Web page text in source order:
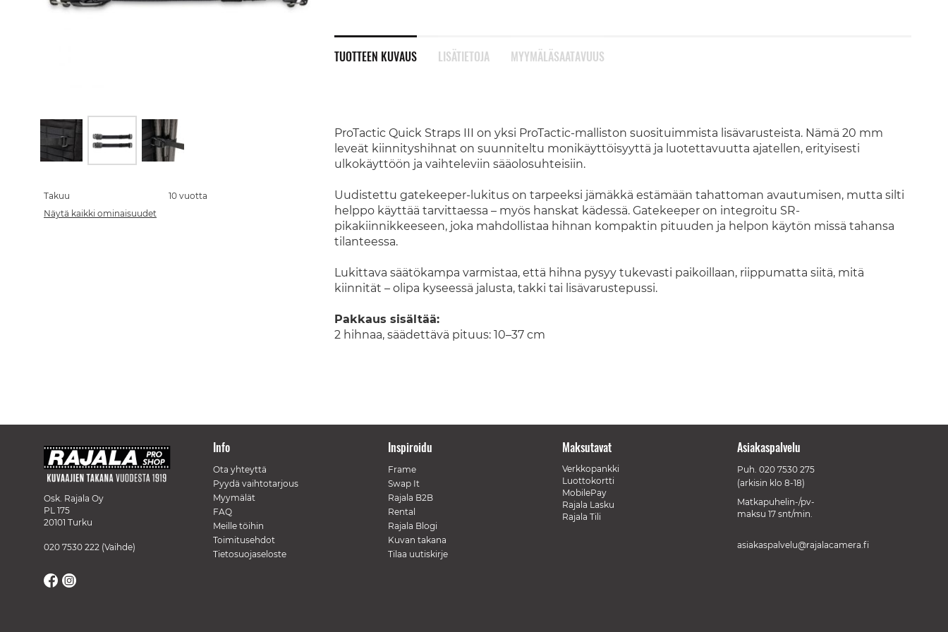
TUOTTEEN KUVAUS
ProTactic Quick Straps III on yksi ProTactic-malliston suosituimmista lisävarusteista. Nämä 20 mm
leveät kiinnityshihnat on suunniteltu monikäyttöisyyttä ja luotettavuutta ajatellen, erityisesti
ulkokäyttöön ja vaihteleviin sääolosuhteisiin.
Uudistettu gatekeeper-lukitus on tarpeeksi jämäkkä estämään tahattoman avautumisen, mutta silti
helppo käyttää tarvittaessa – myös hanskat kädessä. Gatekeeper on integroitu SR-
pikakiinnikkeeseen, joka mahdollistaa hihnan kompaktin pituuden ja helpon käytön missä tahansa
tilanteessa.
Lukittava säätökampa varmistaa, että hihna pysyy tukevasti paikoillaan, riippumatta siitä, mitä
kiinnität – olipa kyseessä jalusta, takki tai lisävarustepussi.
Pakkaus sisältää:
2 hihnaa, säädettävä pituus: 10–37 cm
LISÄTIETOJA MYYMÄLÄSAATAVUUS
the
beginning
of
Takuu
10 vuotta
Näytä kaikki ominaisuudet
Osk. Rajala Oy
PL 175
20101 Turku
020 7530 222 (Vaihde)
Info
Ota yhteyttä
Pyydä vaihtotarjous
Myymälät
FAQ
Meille töihin
Toimitusehdot
Tietosuojaseloste
Inspiroidu
Frame
Swap It
Rajala B2B
Rental
Rajala Blogi
Kuvan takana
Tilaa uutiskirje
Maksutavat
Verkkopankki
Luottokortti
MobilePay
Rajala Lasku
Rajala Tili
Asiakaspalvelu
Puh. 020 7530 275
(arkisin klo 8-18)
Matkapuhelin-/pv-
maksu 17 snt/min.
asiakaspalvelu@rajalacamera.fi